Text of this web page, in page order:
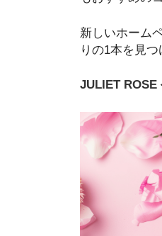
新しいホーム
りの1本を見つ
JULIET ROSE